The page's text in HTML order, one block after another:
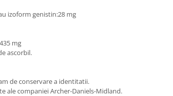
izoform genistin:28 mg
mg
ascorbil.
de conservare a identitatii.
ale companiei Archer-Daniels-Midland.